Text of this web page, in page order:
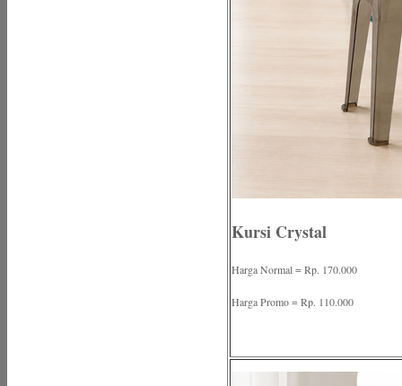
Kursi Crystal
Harga Normal = Rp. 170.000
Harga Promo = Rp. 110.000